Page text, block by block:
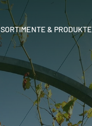
SORTIMENTE & PRODUKTE